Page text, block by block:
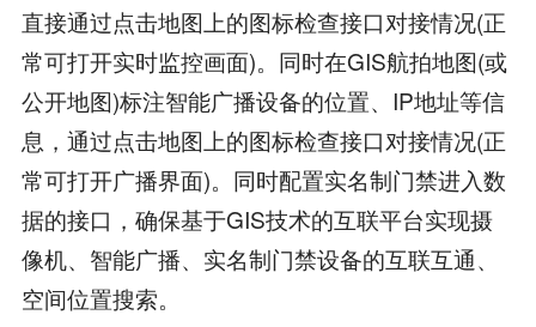
直接通过点击地图上的图标检查接口对接情况(正
常可打开实时监控画面)。同时在GIS航拍地图(或
公开地图)标注智能广播设备的位置、IP地址等信
息，通过点击地图上的图标检查接口对接情况(正
常可打开广播界面)。同时配置实名制门禁进入数
据的接口，确保基于GIS技术的互联平台实现摄
像机、智能广播、实名制门禁设备的互联互通、
空间位置搜索。